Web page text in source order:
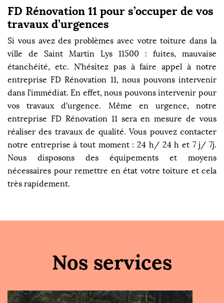
FD Rénovation 11 pour s’occuper de vos
travaux d’urgences
Si vous avez des problèmes avec votre toiture dans la
ville de Saint Martin Lys 11500 : fuites, mauvaise
étanchéité, etc. N’hésitez pas à faire appel à notre
entreprise FD Rénovation 11, nous pouvons intervenir
dans l’immédiat. En effet, nous pouvons intervenir pour
vos travaux d’urgence. Même en urgence, notre
entreprise FD Rénovation 11 sera en mesure de vous
réaliser des travaux de qualité. Vous pouvez contacter
notre entreprise à tout moment : 24 h/ 24 h et 7 j/ 7j.
Nous disposons des équipements et moyens
nécessaires pour remettre en état votre toiture et cela
très rapidement.
Nos services